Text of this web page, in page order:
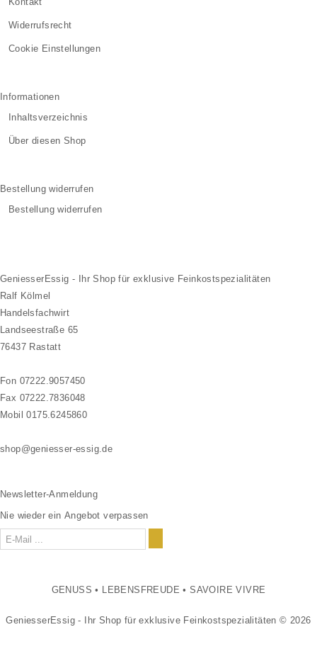
Widerrufsrecht
Cookie Einstellungen
Informationen
Inhaltsverzeichnis
Über diesen Shop
Bestellung widerrufen
Bestellung widerrufen
GeniesserEssig - Ihr Shop für exklusive Feinkostspezialitäten
Ralf Kölmel
Handelsfachwirt
Landseestraße 65
76437 Rastatt
Fon 07222.9057450
Fax 07222.7836048
Mobil 0175.6245860
shop@geniesser-essig.de
Newsletter-Anmeldung
Nie wieder ein Angebot verpassen
GENUSS• LEBENSFREUDE• SAVOIRE VIVRE
GeniesserEssig - Ihr Shop für exklusive Feinkostspezialitäten © 2026